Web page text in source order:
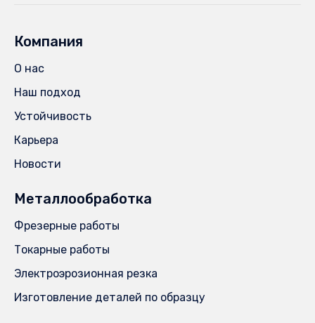
Компания
О нас
Наш подход
Устойчивость
Карьера
Новости
Металлообработка
Фрезерные работы
Токарные работы
Электроэрозионная резка
Изготовление деталей по образцу